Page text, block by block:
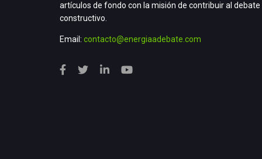
artículos de fondo con la misión de contribuir al debate
constructivo.
Email: contacto@energiaadebate.com